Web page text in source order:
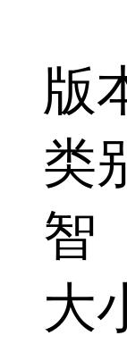
版
类
智
大